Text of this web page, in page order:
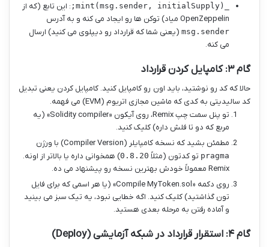
: این تابع (که از
OpenZeppelin میاد) توکن ها رو ایجاد می کنه و به آدرس
msg.sender (یعنی شما که قرارداد رو دیپلوی می کنید) ارسال
می کنه.
گام ۳: کامپایل کردن قرارداد
حالا که کد رو نوشتید، باید اون رو کامپایل کنید. کامپایل کردن یعنی تبدیل
کد سالیدیتی به کدی که ماشین مجازی اتریوم (EVM) می فهمه.
تو پنل سمت چپ Remix، روی آیکون «Solidity compiler» (یه
مربع که دو تا فلش داره) کلیک کنید.
مطمئن بشید که نسخه کامپایلر (Compiler Version) با ورژن
pragma تو کدتون (مثلاً 0.8.20) همخوانی داره یا بالاتر از اونه.
Remix معمولاً خودش بهترین نسخه رو پیشنهاد می ده.
روی دکمه «Compile MyToken.sol» (یا هر اسمی که برای فایل
تون گذاشتید) کلیک کنید. اگه خطایی نبود، یه تیک سبز می بینید
و آماده رفتن به مرحله بعدی هستید.
گام ۴: استقرار قرارداد در شبکه آزمایشی (Deploy)